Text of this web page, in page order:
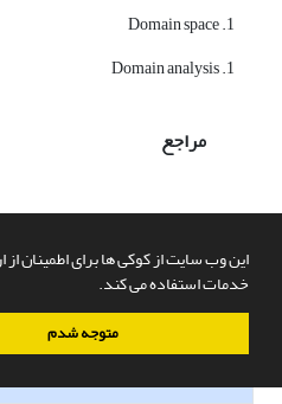
این وب سایت از کوکی ها برای اطمینان از
خدمات استفاده می کند.
متوجه شدم
1. Domain space
1. Domain analysis
مراجع